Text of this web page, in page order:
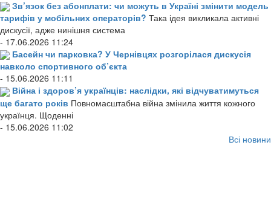
Зв’язок без абонплати: чи можуть в Україні змінити модель
тарифів у мобільних операторів? Така ідея викликала активні
дискусії, адже нинішня система
- 17.06.2026 11:24
Басейн чи парковка? У Чернівцях розгорілася дискусія
навколо спортивного об’єкта
- 15.06.2026 11:11
Війна і здоров’я українців: наслідки, які відчуватимуться
ще багато років Повномасштабна війна змінила життя кожного
українця. Щоденні
- 15.06.2026 11:02
Всі новини